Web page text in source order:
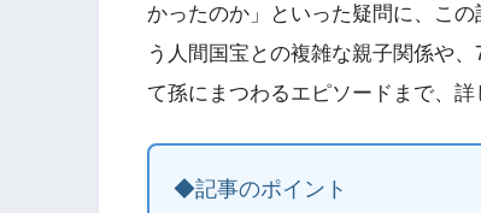
かったのか」といった疑問に、こ
う人間国宝との複雑な親子関係や
て孫にまつわるエピソードまで、詳
◆記事のポイント